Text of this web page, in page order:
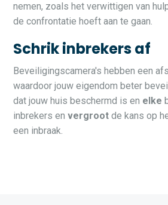
nemen, zoals het verwittigen van
de confrontatie hoeft aan te gaan.
Schrik inbrekers af
Beveiligingscamera's hebben een
waardoor jouw eigendom beter
dat jouw huis beschermd is en elke
inbrekers en vergroot de kans op
een inbraak.